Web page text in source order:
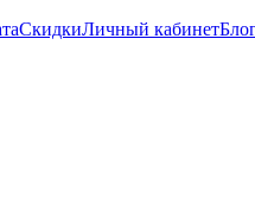
СкидкиЛичный кабинет